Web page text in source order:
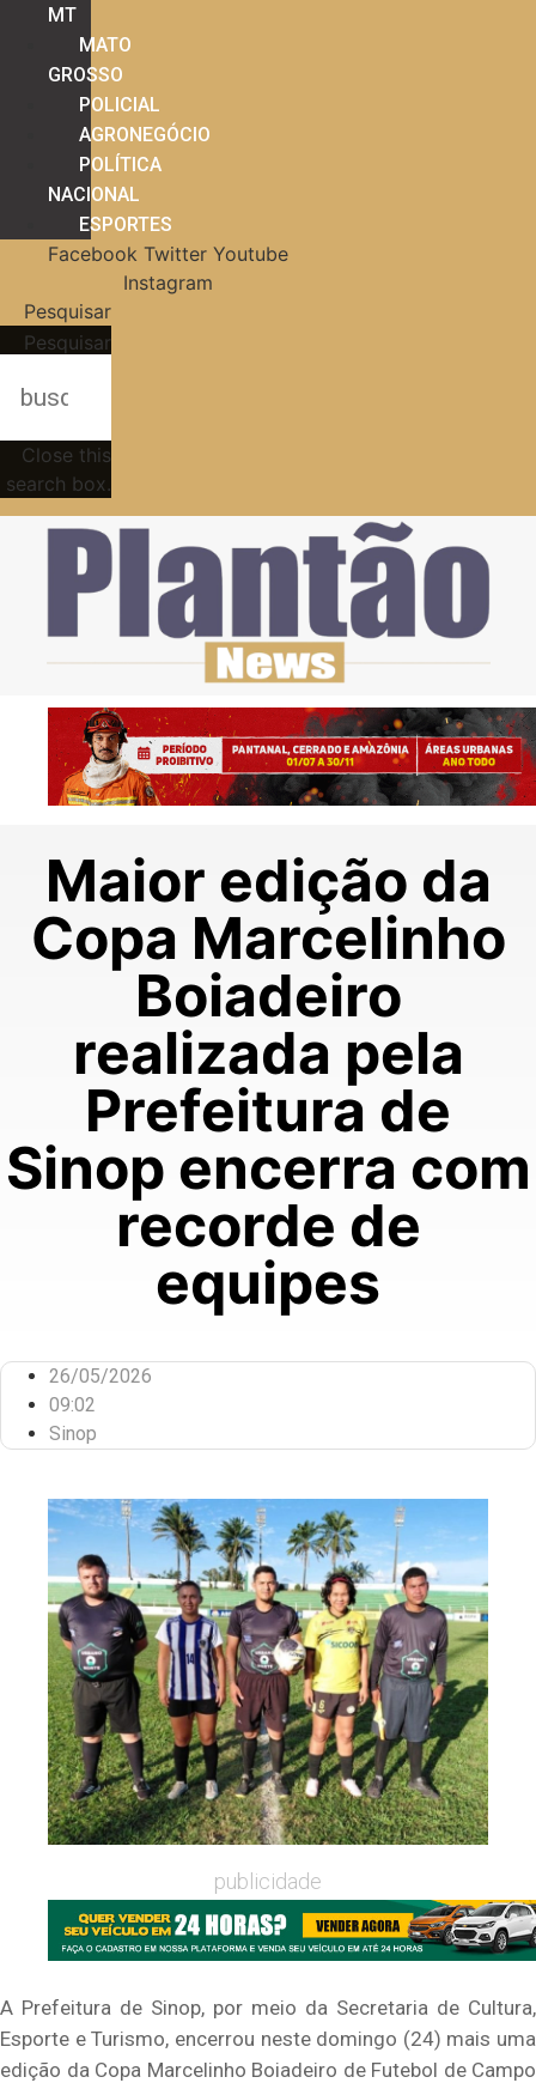
MT
MATO
GROSSO
POLICIAL
AGRONEGÓCIO
POLÍTICA
NACIONAL
ESPORTES
Facebook Twitter Youtube
Instagram
Pesquisar
Pesquisar
Close this
search box.
Maior edição da
Copa Marcelinho
Boiadeiro
realizada pela
Prefeitura de
Sinop encerra com
recorde de
equipes
26/05/2026
09:02
Sinop
publicidade
A Prefeitura de Sinop, por meio da Secretaria de Cultura,
Esporte e Turismo, encerrou neste domingo (24) mais uma
edição da Copa Marcelinho Boiadeiro de Futebol de Campo